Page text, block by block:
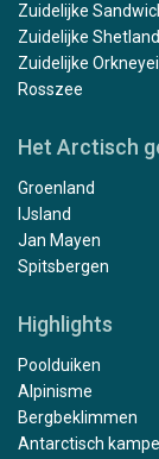
Zuidelijke
Zuidelijke
Zuidelijke
Rosszee
Het Arctisch
Groenland
IJsland
Jan Mayen
Spitsbergen
Highlights
Poolduiken
Alpinisme
Bergbeklimmen
Antarctisch